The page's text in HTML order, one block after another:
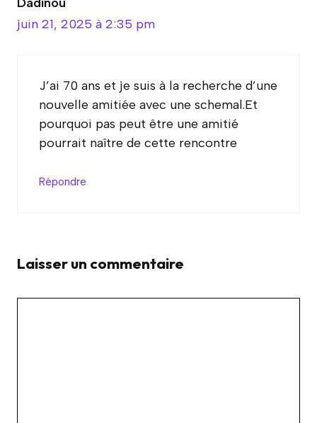
juin 21, 2025 à 2:35 pm
J’ai 70 ans et je suis à la recherche d’une
nouvelle amitiée avec une schemal.Et
pourquoi pas peut être une amitié
pourrait naître de cette rencontre
Répondre
Laisser un commentaire